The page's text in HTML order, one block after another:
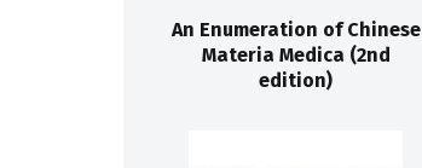
An Enumeration of Chinese
Materia Medica (2nd
edition)